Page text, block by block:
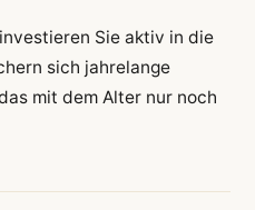
Sie aktiv in die
sich jahrelange
mit dem Alter nur noch